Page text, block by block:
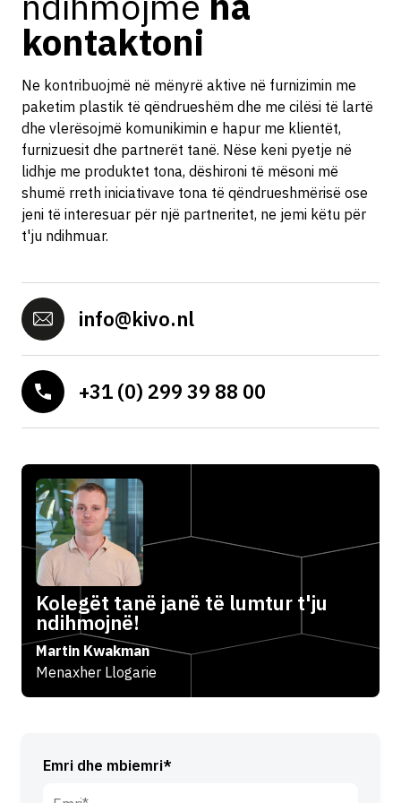
Emri dhe mbiemri*
kontaktoni
Ne kontribuojmë në mënyrë aktive në furnizimin me
paketim plastik të qëndrueshëm dhe me cilësi të lartë
dhe vlerësojmë komunikimin e hapur me klientët,
furnizuesit dhe partnerët tanë. Nëse keni pyetje në
lidhje me produktet tona, dëshironi të mësoni më
shumë rreth iniciativave tona të qëndrueshmërisë ose
jeni të interesuar për një partneritet, ne jemi këtu për
t'ju ndihmuar.
info@kivo.nl
+31 (0) 299 39 88 00
Kolegët tanë janë të lumtur t'ju
ndihmojnë!
Martin Kwakman
Menaxher Llogarie